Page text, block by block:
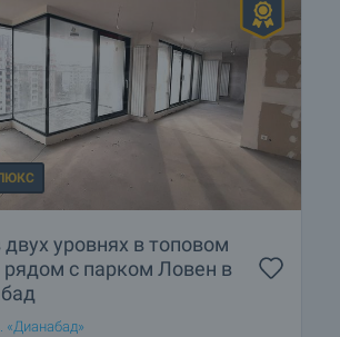
двух уровнях в топовом
с парком Ловен в
«Дианабад»